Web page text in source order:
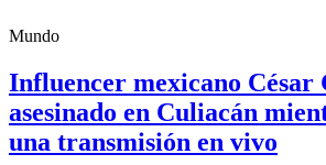
Mundo
Influencer mexicano César
asesinado en Culiacán
una transmisión en vivo